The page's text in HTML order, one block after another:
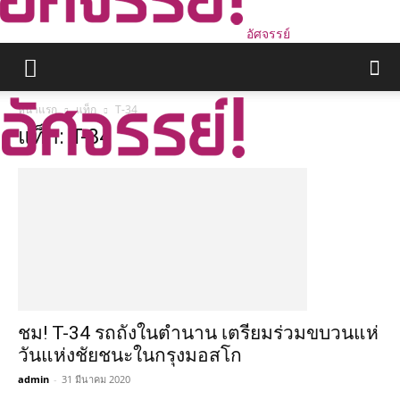
อัศจรรย์
หน้าแรก แท็ก T-34
แท็ก: T-34
ชม! T-34 รถถังในตำนาน เตรียมร่วมขบวนแห่
วันแห่งชัยชนะในกรุงมอสโก
admin - 31 มีนาคม 2020